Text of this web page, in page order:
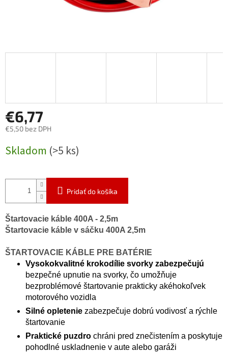
€6,77
€5,50 bez DPH
cena:
Skladom (>5 ks)
Pridať do košíka
Štartovacie káble 400A - 2,5m
Štartovacie káble v sáčku 400A 2,5m
ŠTARTOVACIE KÁBLE PRE BATÉRIE
Vysokokvalitné krokodílie svorky zabezpečujú
bezpečné upnutie na svorky, čo umožňuje
bezproblémové štartovanie prakticky akéhokoľvek
motorového vozidla
Silné opletenie zabezpečuje dobrú vodivosť a rýchle
štartovanie
Praktické puzdro chráni pred znečistením a poskytuje
pohodlné uskladnenie v aute alebo garáži